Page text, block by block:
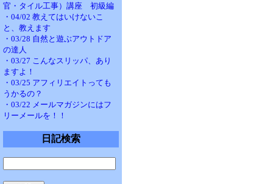
官・タイル工事）講座 初級編
・04/02 教えてはいけないこ
と、教えます
・03/28 自然と遊ぶアウトドア
の達人
・03/27 こんなスリッパ、あり
ますよ！
・03/25 アフィリエイトっても
うかるの？
・03/22 メールマガジンにはフ
リーメールを！！
日記検索